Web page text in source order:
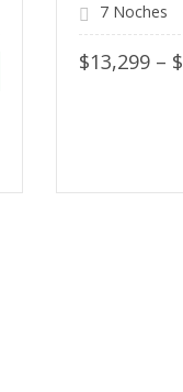
7 Noches
$13,299 – $